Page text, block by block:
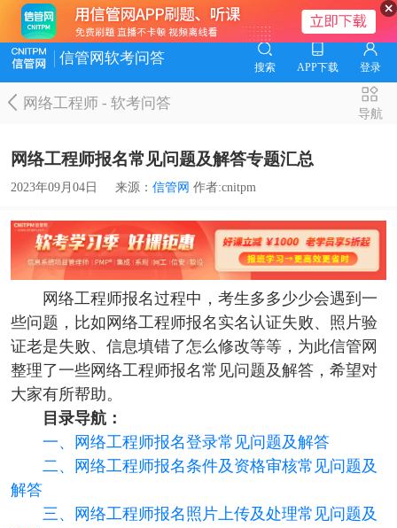
信管网软考问答
搜索 APP下载 登录
网络工程师-软考问答
导航
网络工程师报名常见问题及解答专题汇总
2023年09月04日 来源： 信管网 作者:cnitpm
网络工程师报名过程中，考生多多少少会遇到一
些问题，比如网络工程师报名实名认证失败、照片验
证老是失败、信息填错了怎么修改等等，为此信管网
整理了一些网络工程师报名常见问题及解答，希望对
大家有所帮助。
目录导航：
一、网络工程师报名登录常见问题及解答
二、网络工程师报名条件及资格审核常见问题及
解答
三、网络工程师报名照片上传及处理常见问题及